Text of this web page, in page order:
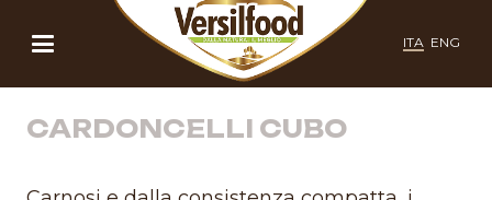
ITA ENG
CARDONCELLI CUBO